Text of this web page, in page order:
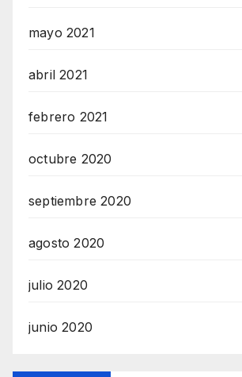
mayo 2021
abril 2021
febrero 2021
octubre 2020
septiembre 2020
agosto 2020
julio 2020
junio 2020